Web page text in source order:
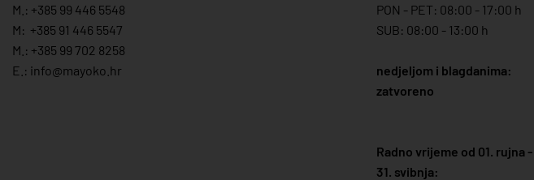
M.: +385 99 446 5548
M: +385 91 446 5547
M.: +385 99 702 8258
E.: info@mayoko. hr
PON - PET: 08:00 - 17:00 h
SUB: 08:00 - 13:00 h
nedjeljom i blagdanima:
zatvoreno
Radno vrijeme od 01. rujna -
31. svibnja: